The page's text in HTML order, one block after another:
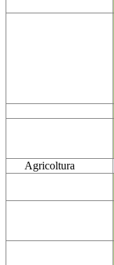
Agricoltura